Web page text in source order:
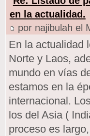
en la actualidad.
por najibulah el
En la actualidad
Norte y Laos,
mundo en vías
estamos en la
internacional.
los del Asia (
proceso es